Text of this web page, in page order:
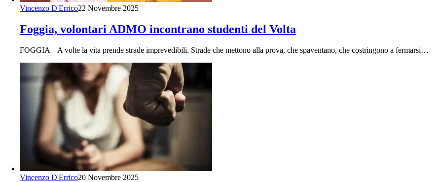
Vincenzo D'Errico22 Novembre 2025
Foggia, volontari ADMO incontrano studenti del Volta
FOGGIA – A volte la vita prende strade imprevedibili. Strade che mettono alla prova, che spaventano, che costringono a fermarsi…
Vincenzo D'Errico20 Novembre 2025